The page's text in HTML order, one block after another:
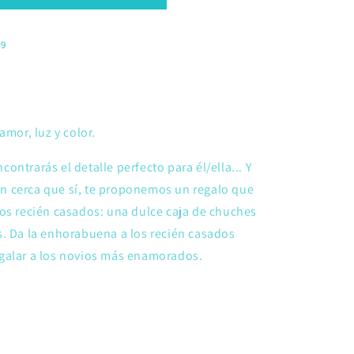
luz y color.
el detalle perfecto para él/ella... Y
cerca que sí, te proponemos un regalo que
recién casados: una dulce caja de chuches
Da la enhorabuena a los recién casados
a los novios más enamorados.